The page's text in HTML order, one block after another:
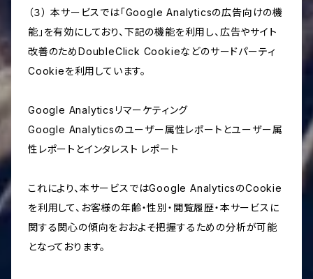
（３） 本サービスでは「Google Analyticsの広告向けの機
能」を有効にしており、下記の機能を利用し、広告やサイト
改善のためDoubleClick Cookieなどのサードパーティ
Cookieを利用しています。
Google Analyticsリマーケティング
Google Analyticsのユーザー属性レポートとユーザー属
性レポートとインタレスト レポート
これにより、本サービスではGoogle AnalyticsのCookie
を利用して、お客様の年齢・性別・閲覧履歴・本サービスに
関する関心の傾向をおおよそ把握するための分析が可能
となっております。